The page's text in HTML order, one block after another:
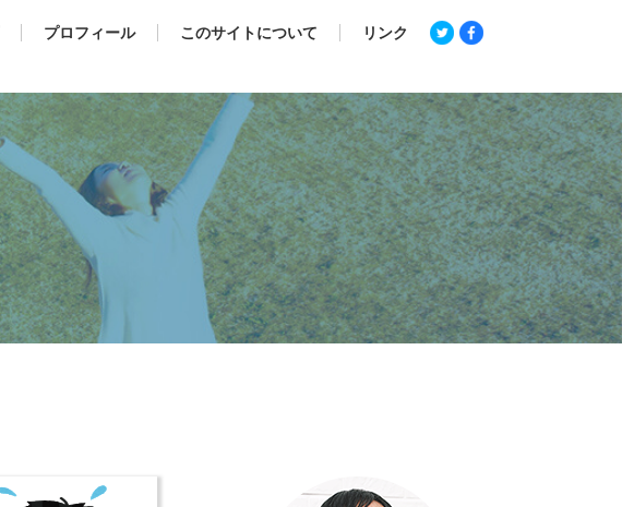
プロフィール このサイトについて リンク